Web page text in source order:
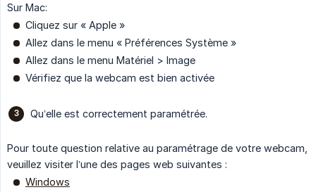
Sur Mac:
Cliquez sur « Apple »
Allez dans le menu « Préférences Système »
Allez dans le menu Matériel > Image
Vérifiez que la webcam est bien activée
Qu’elle est correctement paramétrée.
Pour toute question relative au paramétrage de votre webcam,
veuillez visiter l’une des pages web suivantes :
Windows